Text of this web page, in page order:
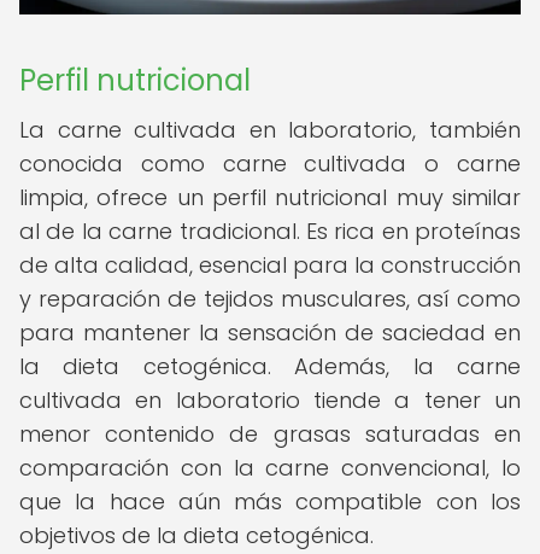
Perfil nutricional
La carne cultivada en laboratorio, también
conocida como carne cultivada o carne
limpia, ofrece un perfil nutricional muy similar
al de la carne tradicional. Es rica en proteínas
de alta calidad, esencial para la construcción
y reparación de tejidos musculares, así como
para mantener la sensación de saciedad en
la dieta cetogénica. Además, la carne
cultivada en laboratorio tiende a tener un
menor contenido de grasas saturadas en
comparación con la carne convencional, lo
que la hace aún más compatible con los
objetivos de la dieta cetogénica.